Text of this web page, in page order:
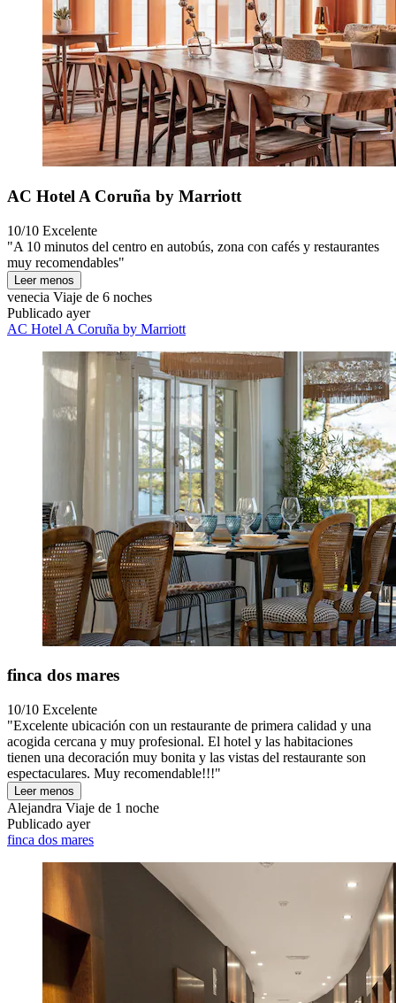
AC Hotel A Coruña by Marriott
10/10 Excelente
"A 10 minutos del centro en autobús, zona con cafés y restaurantes
muy recomendables"
Leer menos
venecia Viaje de 6 noches
Publicado ayer
AC Hotel A Coruña by Marriott
finca dos mares
10/10 Excelente
"Excelente ubicación con un restaurante de primera calidad y una
acogida cercana y muy profesional. El hotel y las habitaciones
tienen una decoración muy bonita y las vistas del restaurante son
espectaculares. Muy recomendable!!!"
Leer menos
Alejandra Viaje de 1 noche
Publicado ayer
finca dos mares